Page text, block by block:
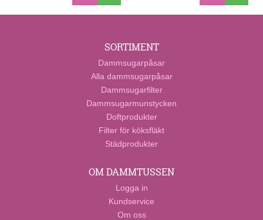
SORTIMENT
Dammsugarpåsar
Alla dammsugarpåsar
Dammsugarfilter
Dammsugarmunstycken
Doftprodukter
Filter för köksfläkt
Städprodukter
OM DAMMTUSSEN
Logga in
Kundservice
Om oss